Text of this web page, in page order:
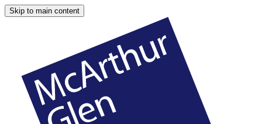
Skip to main content